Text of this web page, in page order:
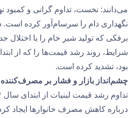
می‌دانند: نخست، تداوم گرانی و کمبود
نگهداری دام را سرسام‌آور کرده
برفکی که تولید شیر خام را با
بود، تشدید کرده است.
چشم‌انداز بازار و فشار بر مصرف‌کننده
درباره کاهش مصرف خانوارها ایجاد